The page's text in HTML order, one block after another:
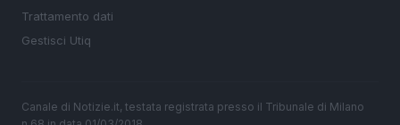
Trattamento dati
Gestisci Utiq
Canale di Notizie.it, testata registrata presso il Tribunale di Milano